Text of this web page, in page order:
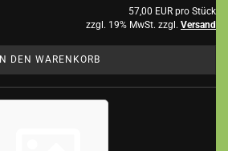
57,00 EUR pro Stück
zzgl. 19% MwSt. zzgl. Versand
IN DEN WARENKORB